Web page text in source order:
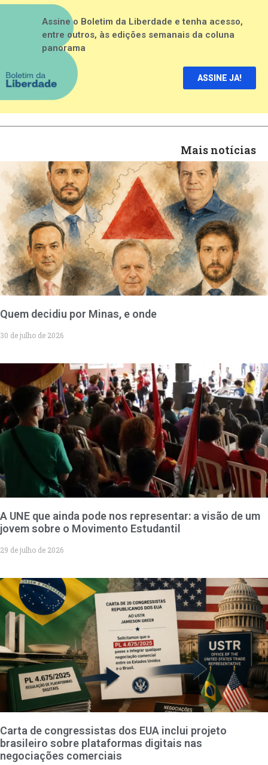
Assine o Boletim da Liberdade e tenha acesso,
entre outros, às edições semanais da coluna
panorama
ASSINE JA!
Mais notícias
Quem decidiu por Minas, e onde
30 de julho de 2026
A UNE que ainda pode nos representar: a visão de um
jovem sobre o Movimento Estudantil
29 de julho de 2026
Carta de congressistas dos EUA inclui projeto
brasileiro sobre plataformas digitais nas
negociações comerciais